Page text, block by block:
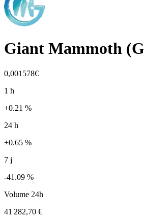
Giant Mammoth (
0,001578€
1 h
+0.21 %
24 h
+0.65 %
7 j
-41.09 %
Volume 24h
41 282,70 €